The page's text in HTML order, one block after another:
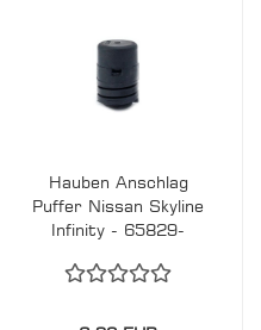
Hauben Anschlag
Puffer Nissan Skyline
Infinity - 65829-